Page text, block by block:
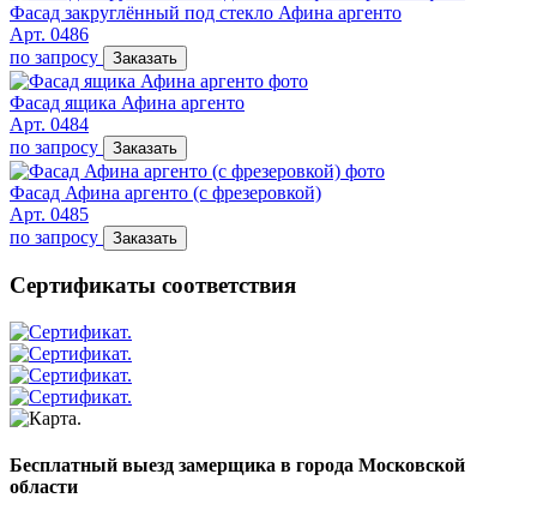
Фасад закруглённый под стекло Афина аргенто
Арт. 0486
по запросу
Заказать
Фасад ящика Афина аргенто
Арт. 0484
по запросу
Заказать
Фасад Афина аргенто (с фрезеровкой)
Арт. 0485
по запросу
Заказать
Сертификаты соответствия
Бесплатный выезд замерщика в города Московской
области